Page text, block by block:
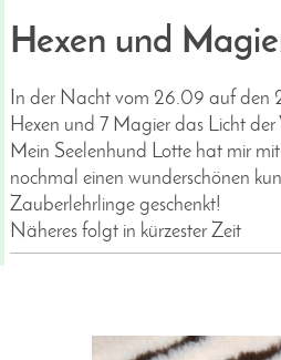
Hexen und
In der Nacht vom 26.09 auf
Hexen und 7 Magier das Licht der
Mein Seelenhund Lotte hat mir
nochmal einen wunderschönen
Zauberlehrlinge geschenkt!
Näheres folgt in kürzester Zeit